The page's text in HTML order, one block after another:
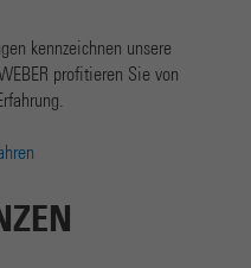
kennzeichnen unsere
profitieren Sie von